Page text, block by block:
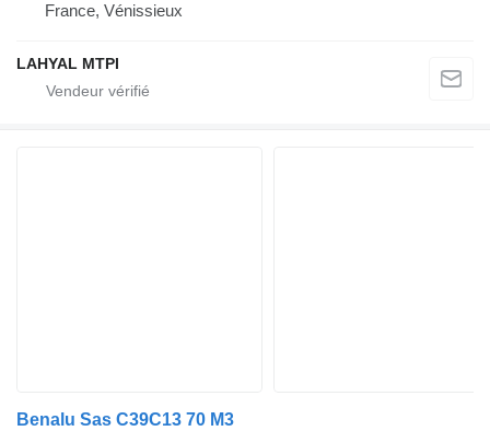
France, Vénissieux
LAHYAL MTPI
Benalu Sas C39C13 70 M3